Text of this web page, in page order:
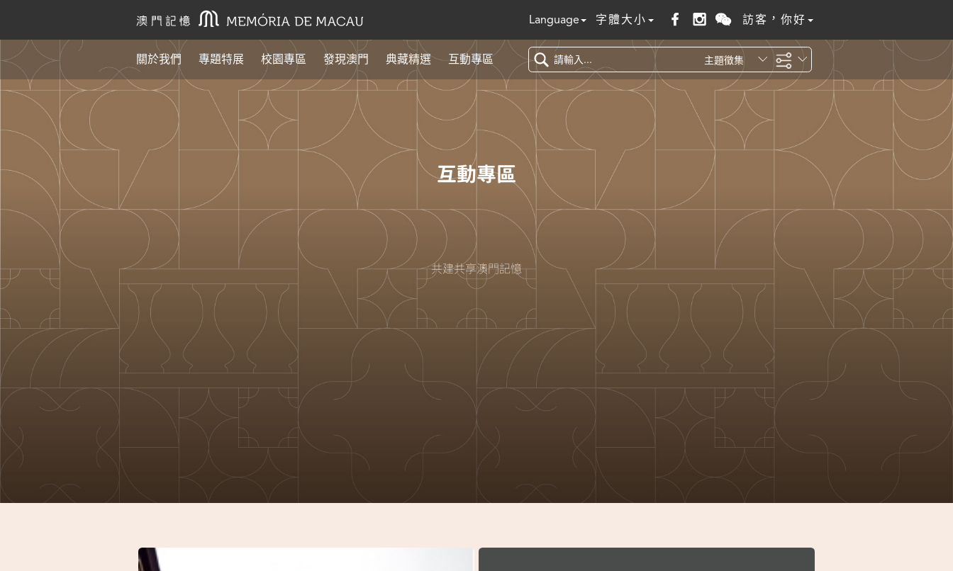
Language 字體大小 訪客，你好
關於我們 專題特展 校園專區 發現澳門 典藏精選 互動專區 主題徵集
互動專區
共建共享澳門記憶